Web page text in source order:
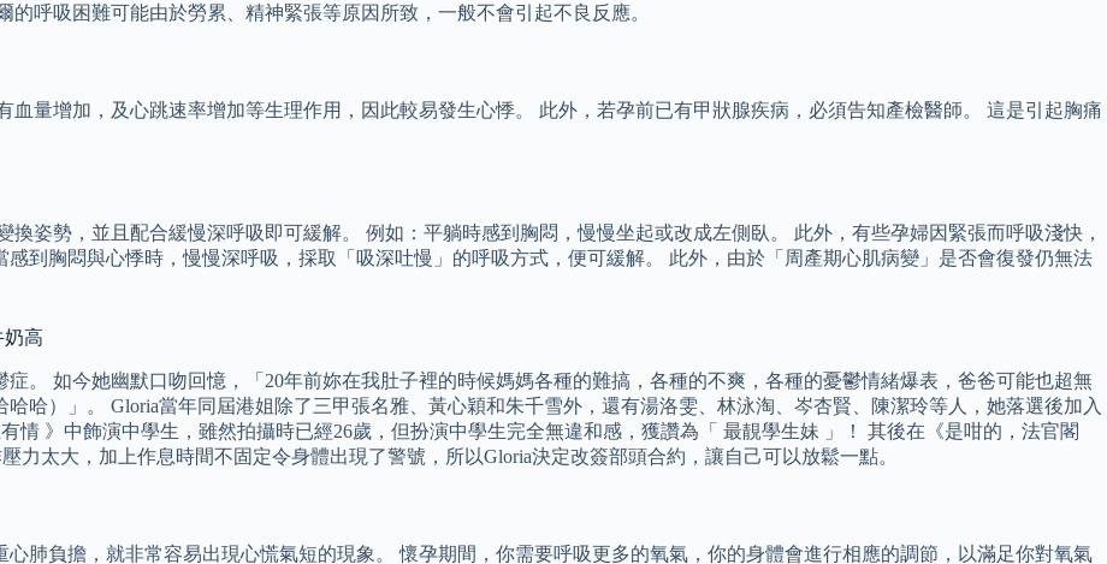
呼吸困難可能由於勞累、精神緊張等原因所致，一般不會引起不良反應。
量增加，及心跳速率增加等生理作用，因此較易發生心悸。 此外，若孕前已有甲狀腺疾病，必須告知產檢醫師。 這是引起胸痛
姿勢，並且配合緩慢深呼吸即可緩解。 例如：平躺時感到胸悶，慢慢坐起或改成左側臥。 此外，有些孕婦因緊張而呼吸淺快，
到胸悶與心悸時，慢慢深呼吸，採取「吸深吐慢」的呼吸方式，便可緩解。 此外，由於「周產期心肌病變」是否會復發仍無法
高
。 如今她幽默口吻回憶，「20年前妳在我肚子裡的時候媽媽各種的難搞，各種的不爽，各種的憂鬱情緒爆表，爸爸可能也超無
哈）」。 Gloria當年同屆港姐除了三甲張名雅、黃心穎和朱千雪外，還有湯洛雯、林泳淘、岑杏賢、陳潔玲等人，她落選後加入
情 》中飾演中學生，雖然拍攝時已經26歲，但扮演中學生完全無違和感，獲讚為「 最靚學生妹 」！ 其後在《是咁的，法官閣
力太大，加上作息時間不固定令身體出現了警號，所以Gloria決定改簽部頭合約，讓自己可以放鬆一點。
肺負擔，就非常容易出現心慌氣短的現象。 懷孕期間，你需要呼吸更多的氧氣，你的身體會進行相應的調節，以滿足你對氧氣